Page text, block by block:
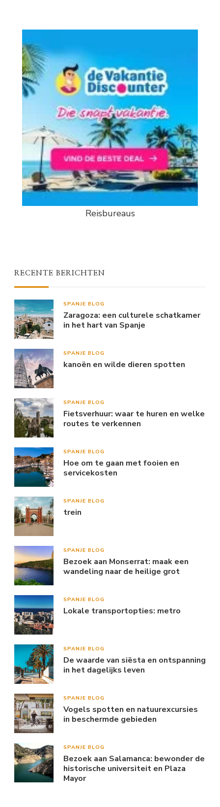
Reisbureaus
RECENTE BERICHTEN
SPANJE BLOG
Zaragoza: een culturele schatkamer
in het hart van Spanje
SPANJE BLOG
kanoën en wilde dieren spotten
SPANJE BLOG
Fietsverhuur: waar te huren en welke
routes te verkennen
SPANJE BLOG
Hoe om te gaan met fooien en
servicekosten
SPANJE BLOG
trein
SPANJE BLOG
Bezoek aan Monserrat: maak een
wandeling naar de heilige grot
SPANJE BLOG
Lokale transportopties: metro
SPANJE BLOG
De waarde van siësta en ontspanning
in het dagelijks leven
SPANJE BLOG
Vogels spotten en natuurexcursies
in beschermde gebieden
SPANJE BLOG
Bezoek aan Salamanca: bewonder de
historische universiteit en Plaza
Mayor